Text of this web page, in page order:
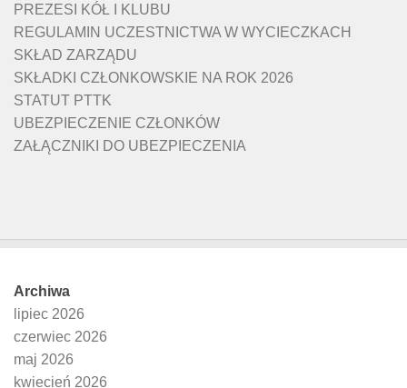
PREZESI KÓŁ I KLUBU
REGULAMIN UCZESTNICTWA W WYCIECZKACH
SKŁAD ZARZĄDU
SKŁADKI CZŁONKOWSKIE NA ROK 2026
STATUT PTTK
UBEZPIECZENIE CZŁONKÓW
ZAŁĄCZNIKI DO UBEZPIECZENIA
Archiwa
lipiec 2026
czerwiec 2026
maj 2026
kwiecień 2026